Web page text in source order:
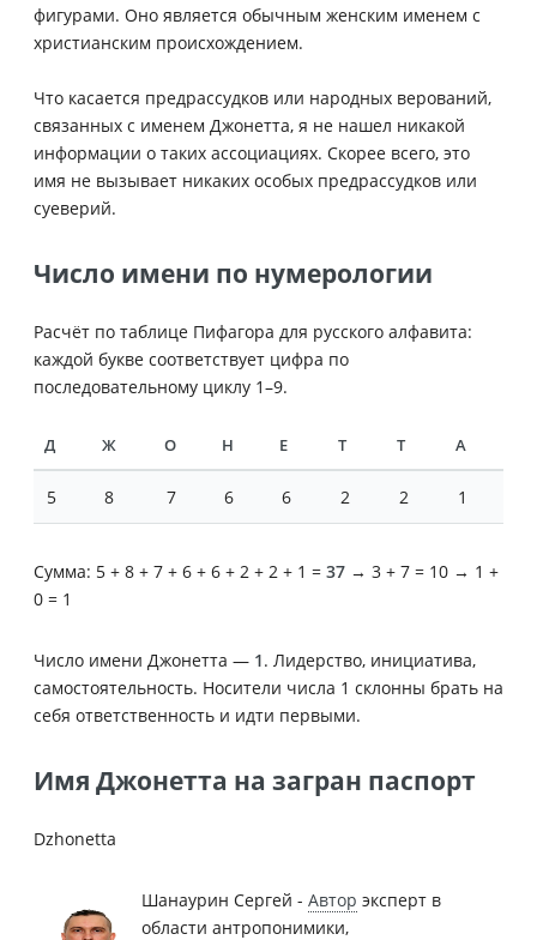
фигурами. Оно является обычным женским именем с
христианским происхождением.
Что касается предрассудков или народных верований,
связанных с именем Джонетта, я не нашел никакой
информации о таких ассоциациях. Скорее всего, это
имя не вызывает никаких особых предрассудков или
суеверий.
Число имени по нумерологии
Расчёт по таблице Пифагора для русского алфавита:
каждой букве соответствует цифра по
последовательному циклу 1–9.
Д Ж О Н Е Т Т А
5 8 7 6 6 2 2 1
Сумма: 5 + 8 + 7 + 6 + 6 + 2 + 2 + 1 = 37 → 3 + 7 = 10 → 1 +
0 = 1
Число имени Джонетта — 1. Лидерство, инициатива,
самостоятельность. Носители числа 1 склонны брать на
себя ответственность и идти первыми.
Имя Джонетта на загран паспорт
Dzhonetta
Шанаурин Сергей - Автор эксперт в
области антропонимики,